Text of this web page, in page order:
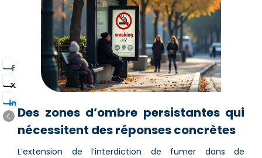
Des zones d’ombre persistantes qui
nécessitent des réponses concrètes
L’extension de l’interdiction de fumer dans de